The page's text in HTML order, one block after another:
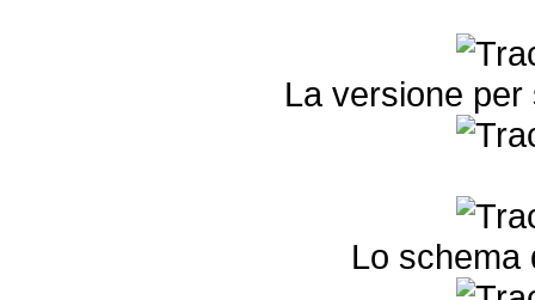
La versione
Lo schema